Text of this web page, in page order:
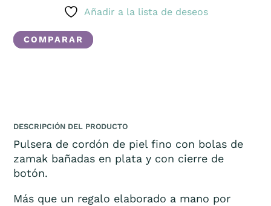
Añadir a la lista de deseos
COMPARAR
DESCRIPCIÓN DEL PRODUCTO
Pulsera de cordón de piel fino con bolas de
zamak bañadas en plata y con cierre de
botón.
Más que un regalo elaborado a mano por